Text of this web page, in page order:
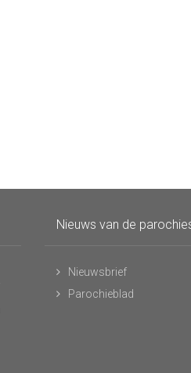
Nieuws van de
Nieuwsbrief
Parochieblad